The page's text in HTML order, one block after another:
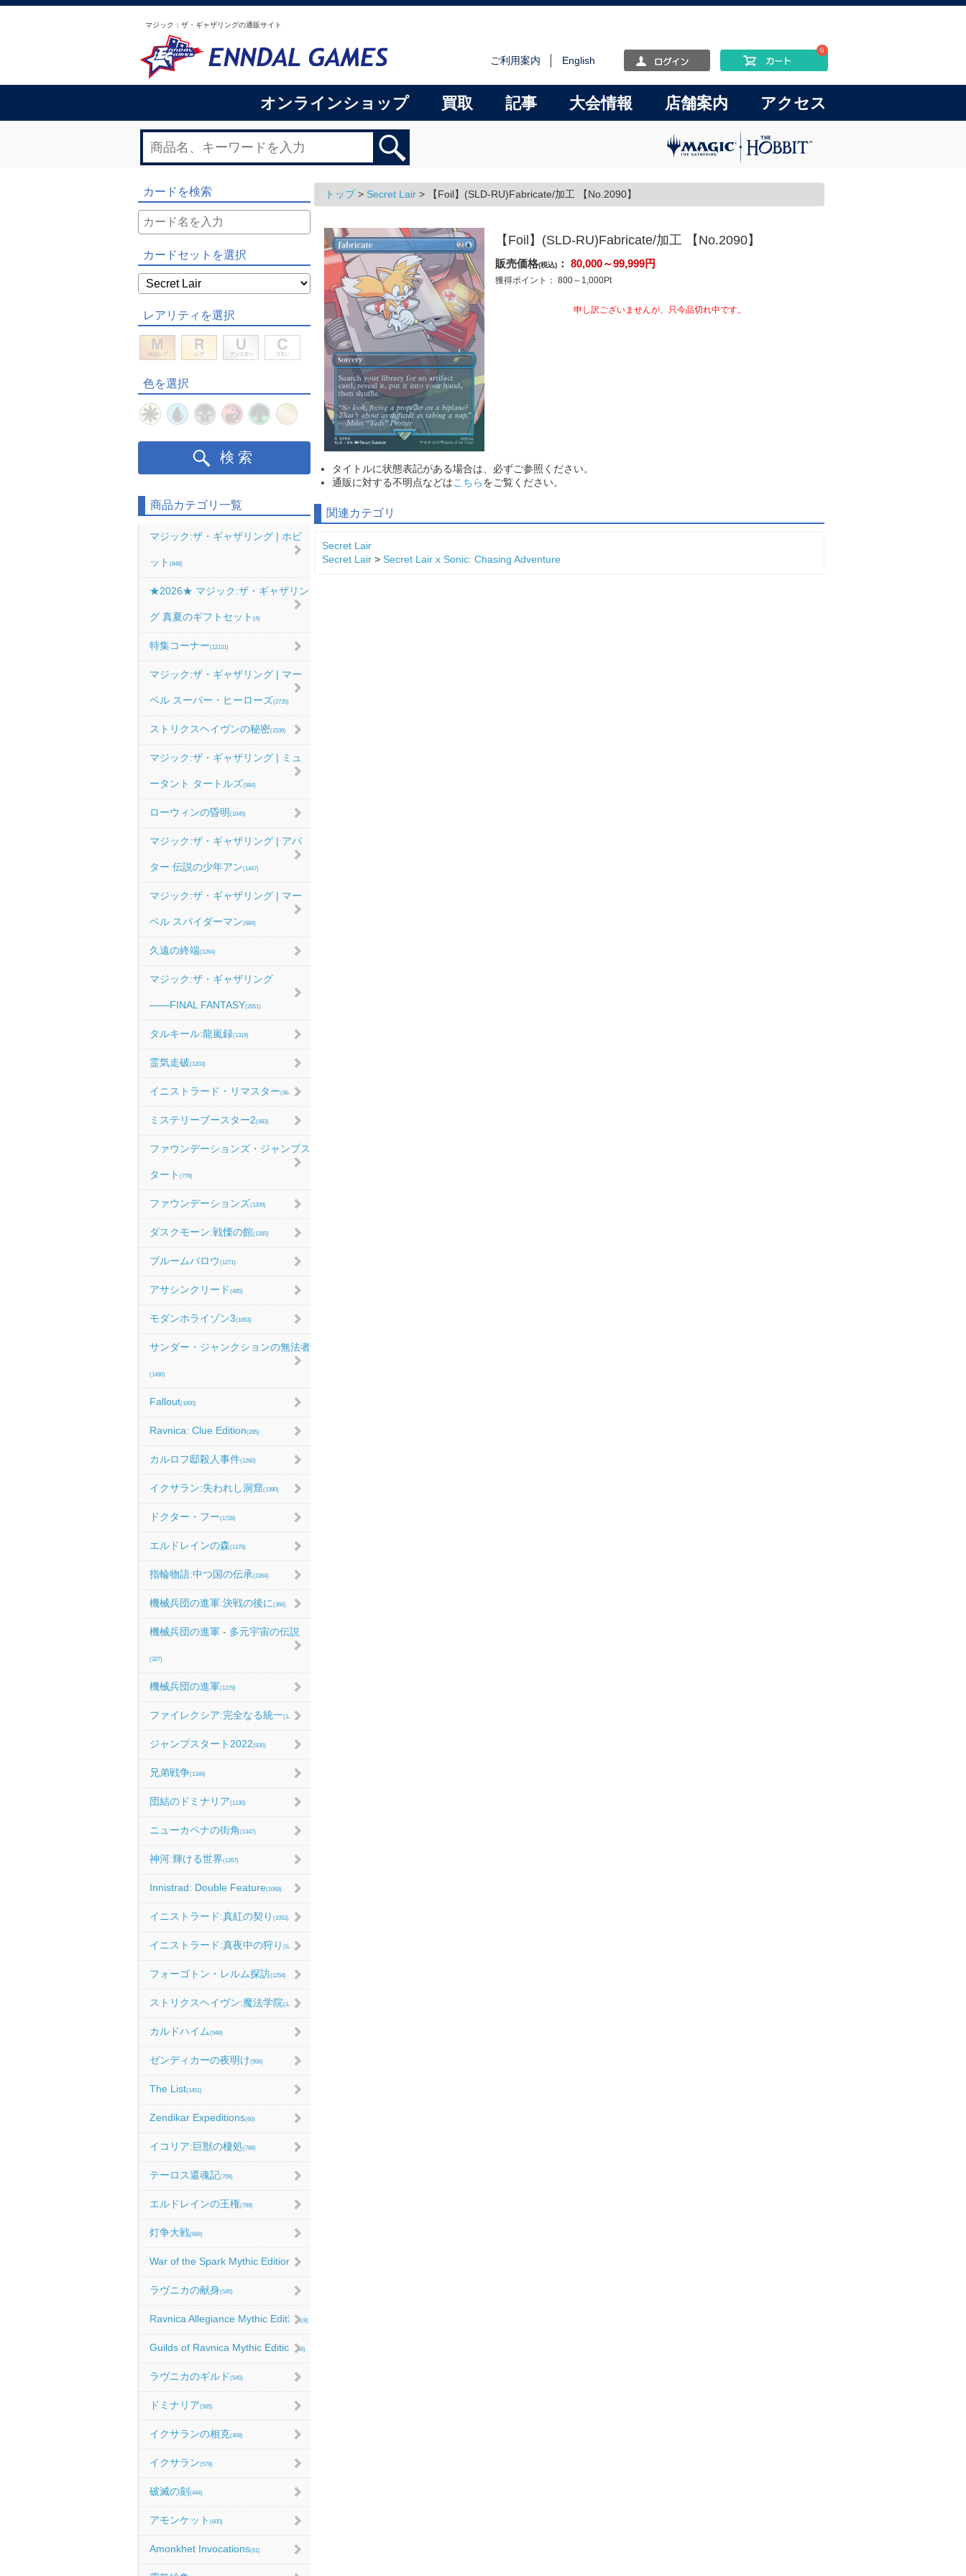
マジック：ザ・ギャザリングの通販サイト
ご利用案内 English
0
オンラインショップ 買取 記事 大会情報 店舗案内 アクセス
カードを検索
カードセットを選択
レアリティを選択
色を選択
検索
商品カテゴリ一覧
マジック:ザ・ギャザリング | ホビ
ット (848)
★2026★ マジック:ザ・ギャザリン
グ 真夏のギフトセット (4)
特集コーナー(12131)
マジック:ザ・ギャザリング | マー
ベル スーパー・ヒーローズ(2735)
ストリクスヘイヴンの秘密(1536)
マジック:ザ・ギャザリング | ミュ
ータント タートルズ(984)
ローウィンの昏明 (1045)
マジック:ザ・ギャザリング | アバ
ター 伝説の少年アン(1447)
マジック:ザ・ギャザリング | マー
ベル スパイダーマン(684)
久遠の終端(1264)
マジック:ザ・ギャザリング
――FINAL FANTASY(2651)
タルキール:龍嵐録(1319)
霊気走破(1203)
イニストラード・リマスター(984)
ミステリーブースター2(483)
ファウンデーションズ・ジャンプス
タート (779)
ファウンデーションズ(1209)
ダスクモーン:戦慄の館(1285)
ブルームバロウ (1271)
アサシンクリード (485)
モダンホライゾン3(1853)
サンダー・ジャンクションの無法者
(1490)
Fallout(1600)
Ravnica: Clue Edition(285)
カルロフ邸殺人事件(1260)
イクサラン:失われし洞窟(1390)
ドクター・フー(1728)
エルドレインの森(1179)
指輪物語:中つ国の伝承(2364)
機械兵団の進軍:決戦の後に (366)
機械兵団の進軍 - 多元宇宙の伝説
(327)
機械兵団の進軍(1279)
ファイレクシア:完全なる統一(1067)
ジャンプスタート2022(835)
兄弟戦争(1349)
団結のドミナリア(1130)
ニューカペナの街角 (1347)
神河:輝ける世界(1267)
Innistrad: Double Feature(1069)
イニストラード:真紅の契り (1053)
イニストラード:真夜中の狩り (986)
フォーゴトン・レルム探訪(1254)
ストリクスヘイヴン:魔法学院(1214)
カルドハイム (948)
ゼンディカーの夜明け(956)
The List(1451)
Zendikar Expeditions(60)
イコリア:巨獣の棲処(788)
テーロス還魂記(706)
エルドレインの王権(799)
灯争大戦(684)
War of the Spark Mythic Edition (9)
ラヴニカの献身(545)
Ravnica Allegiance Mythic Edition(8)
Guilds of Ravnica Mythic Edition(16)
ラヴニカのギルド (545)
ドミナリア(565)
イクサランの相克(408)
イクサラン(579)
破滅の刻 (444)
アモンケット (600)
Amonkhet Invocations(61)
トップ> Secret Lair > 【Foil】(SLD-RU)Fabricate/加工 【No.2090】
【Foil】(SLD-RU)Fabricate/加工 【No.2090】
販売価格(税込) ： 80,000～99,999円
獲得ポイント： 800～1,000Pt
申し訳ございませんが、只今品切れ中です。
タイトルに状態表記がある場合は、必ずご参照ください。
通販に対する不明点などはこちらをご覧ください。
関連カテゴリ
Secret Lair
Secret Lair > Secret Lair x Sonic: Chasing Adventure